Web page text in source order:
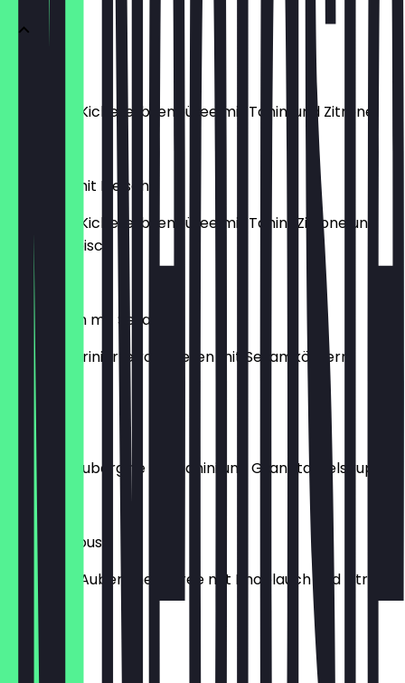
Cremiges Kichererbsenpüree mit Tahini und Zitrone
Hummus mit Fleisch
Cremiges Kichererbsenpüree mit Tahini, Zitrone und
zartem Fleisch
€ 8,50
Rote Beten mit Sesam
Würzig marinierte rote Beten mit Sesamkörnern
€ 4,00
Gegrillte Aubergine mit Tahini und Granatapfelsirup
€ 4,00
Baba Ganoush
Cremiges Auberginenpüree mit Knoblauch und Zitrone
€ 4,00